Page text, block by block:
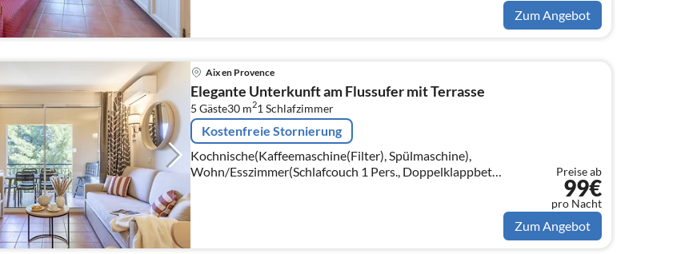
Zum Angebot
Aix en Provence
Elegante Unterkunft am Flussufer mit Terrasse
5 Gäste30 m21 Schlafzimmer
Kostenfreie Stornierung
Kochnische(Kaffeemaschine(Filter), Spülmaschine),
Wohn/Esszimmer(Schlafcouch 1 Pers., Doppelklappbett ,
Preise ab
99€
pro Nacht
Zum Angebot